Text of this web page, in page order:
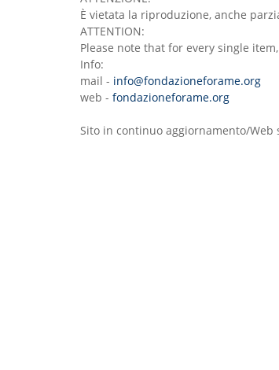
È vietata la riproduzione, anche
ATTENTION:
Please note that for every single
Info:
mail - info@fondazioneforame.org
web - fondazioneforame.org
Sito in continuo aggiornamento/